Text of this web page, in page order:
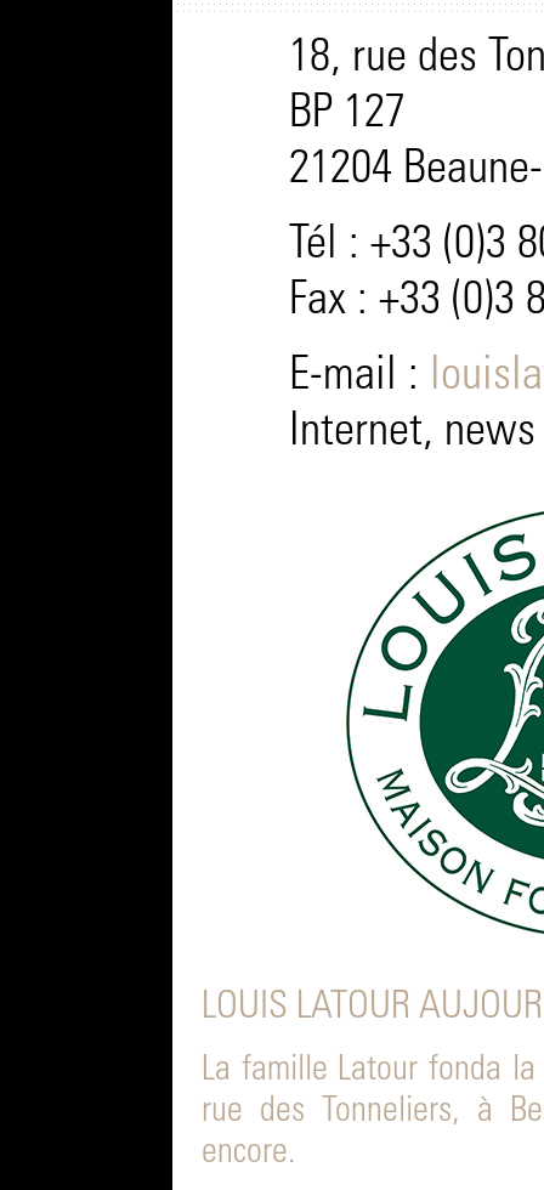
18, rue des
BP 127
21204
Tél : +33 (0)3
Fax : +33 (0)3
E-mail :
Internet,
LOUIS LATOUR
La famille Latour fonda
rue des Tonneliers, à
encore.